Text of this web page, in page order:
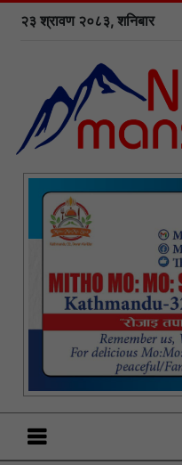
२३ श्रावण २०८३, शनिबार